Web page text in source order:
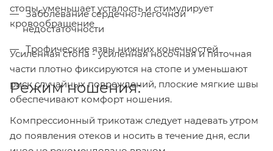
стопы, уменьшает усталость и стимулирует
кровообращение
Усиленная стопа - усиленная носочная и пяточная
части плотно фиксируются на стопе и уменьшают
риск случайных повреждений, плоские мягкие швы
обеспечивают комфорт ношения.
Заболевание сердечно-легочной
недостаточности
Трофические язвы нижних конечностей
Режим ношения:
Компрессионный трикотаж следует надевать утром
до появления отеков и носить в течение дня, если